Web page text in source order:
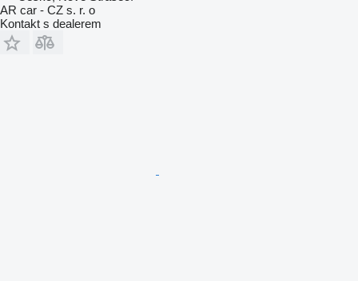
AR car - CZ s. r. o
Kontakt s dealerem